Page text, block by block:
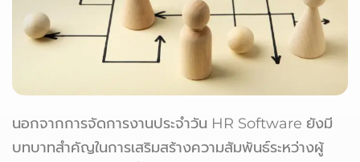
นอกจากการจัดการงานประจำวัน HR Software ยังมี
บทบาทสำคัญในการเสริมสร้างความสัมพันธ์ระหว่างผู้